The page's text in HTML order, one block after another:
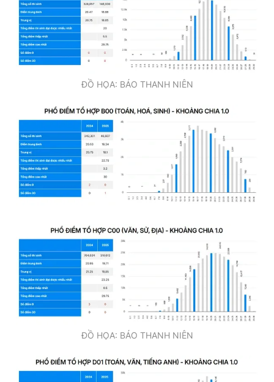
ĐỒ HỌA: BÁO THANH NIÊN
ĐỒ HỌA: BÁO THANH NIÊN